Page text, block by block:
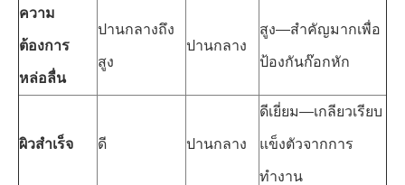
ความ
ต้องการ
หล่อลื่น
ปานกลางถึง
สูง
ปานกลาง
สูง—สำคัญมากเพื่อ
ป้องกันก๊อกหัก
ผิวสำเร็จ ดี ปานกลาง
ดีเยี่ยม—เกลียวเรียบ
แข็งตัวจากการ
ทำงาน